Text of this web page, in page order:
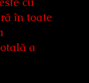
în toate
a